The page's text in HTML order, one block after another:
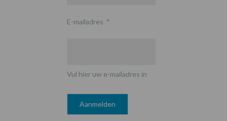
E-mailadres *
Vul hier uw e-mailadres in